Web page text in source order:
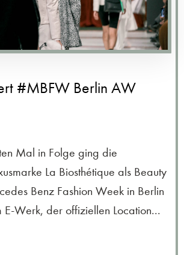
#MBFW Berlin AW
Mal in Folge ging die
La Biosthétique als Beauty
Benz Fashion Week in Berlin
E-Werk, der offiziellen Location...